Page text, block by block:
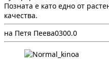
Позната е като едно от
качества.
на Петя Пеева0300.0